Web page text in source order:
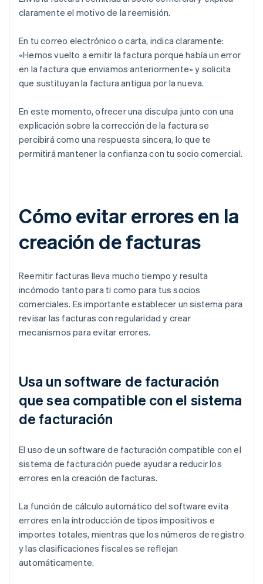
claramente el motivo de la reemisión.
En tu correo electrónico o carta, indica claramente:
«Hemos vuelto a emitir la factura porque había un error
en la factura que enviamos anteriormente» y solicita
que sustituyan la factura antigua por la nueva.
En este momento, ofrecer una disculpa junto con una
explicación sobre la corrección de la factura se
percibirá como una respuesta sincera, lo que te
permitirá mantener la confianza con tu socio comercial.
Cómo evitar errores en la
creación de facturas
Reemitir facturas lleva mucho tiempo y resulta
incómodo tanto para ti como para tus socios
comerciales. Es importante establecer un sistema para
revisar las facturas con regularidad y crear
mecanismos para evitar errores.
Usa un software de facturación
que sea compatible con el sistema
de facturación
El uso de un software de facturación compatible con el
sistema de facturación puede ayudar a reducir los
errores en la creación de facturas.
La función de cálculo automático del software evita
errores en la introducción de tipos impositivos e
importes totales, mientras que los números de registro
y las clasificaciones fiscales se reflejan
automáticamente.